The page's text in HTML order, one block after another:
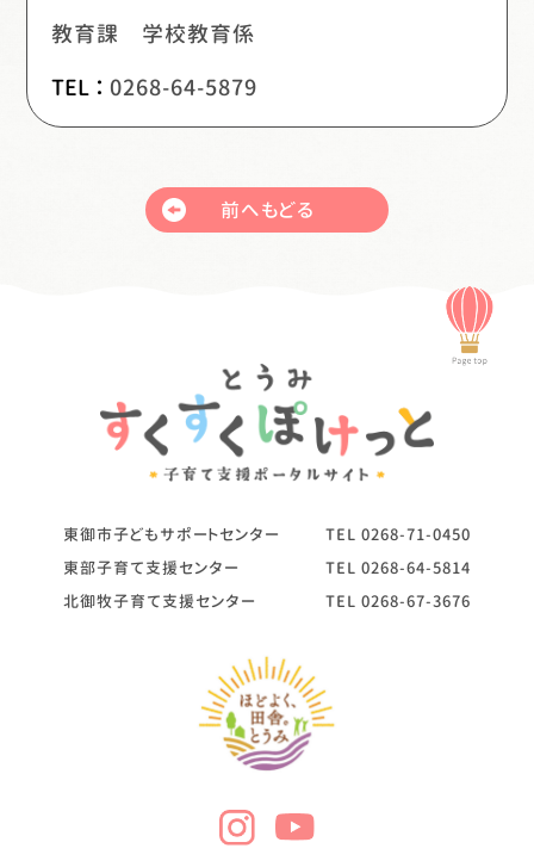
教育課 学校教育係
TEL ：0268-64-5879
前へもどる
東御市子どもサポートセンター TEL 0268-71-0450
東部子育て支援センター
TEL 0268-64-5814
北御牧子育て支援センター
TEL 0268-67-3676